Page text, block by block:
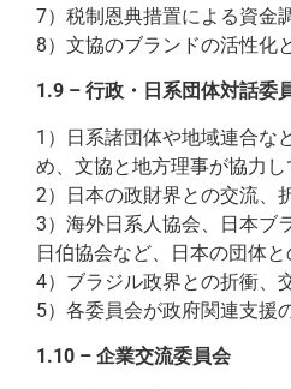
7）税制恩典措置による資金
8）文協のブランドの活性化
1.9 – 行政・日系団体対話委
1）日系諸団体や地域連合な
め、文協と地方理事が協力し
2）日本の政財界との交流、
3）海外日系人協会、日本ブ
日伯協会など、日本の団体
4）ブラジル政界との折衝、
5）各委員会が政府関連支援
1.10 – 企業交流委員会